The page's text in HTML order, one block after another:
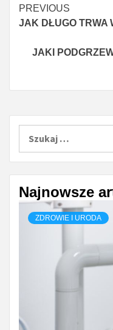
Continue
Reading
PREVIOUS
JAK DŁUGO TRWA
JAKI
Najnowsze
ZDROWIE I URODA